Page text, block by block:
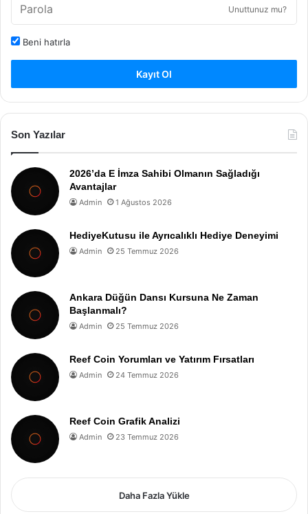
Unuttunuz mu?
Beni hatırla
Kayıt Ol
Son Yazılar
2026’da E İmza Sahibi Olmanın Sağladığı
Avantajlar
Admin 1 Ağustos 2026
HediyeKutusu ile Ayrıcalıklı Hediye Deneyimi
Admin 25 Temmuz 2026
Ankara Düğün Dansı Kursuna Ne Zaman
Başlanmalı?
Admin 25 Temmuz 2026
Reef Coin Yorumları ve Yatırım Fırsatları
Admin 24 Temmuz 2026
Reef Coin Grafik Analizi
Admin 23 Temmuz 2026
Daha Fazla Yükle